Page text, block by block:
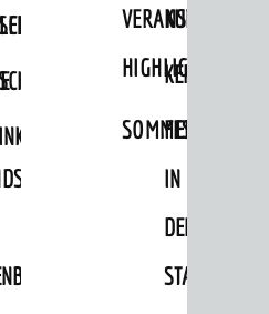
INKLUSION
HIGHLIGHTS
KERWE
SOMMERTAGSZUG
FESTE
IN
DEN
STADTTEILEN